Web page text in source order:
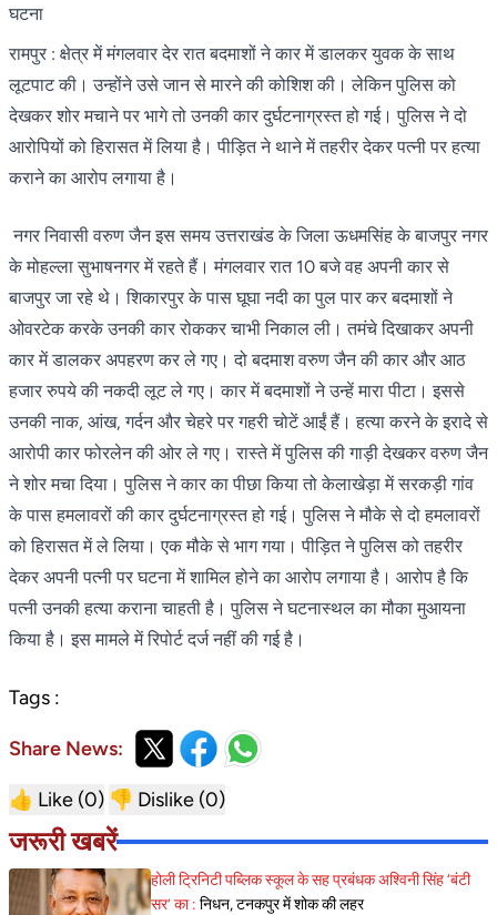
घटना
रामपुर : क्षेत्र में मंगलवार देर रात बदमाशों ने कार में डालकर युवक के साथ
लूटपाट की। उन्होंने उसे जान से मारने की कोशिश की। लेकिन पुलिस को
देखकर शोर मचाने पर भागे तो उनकी कार दुर्घटनाग्रस्त हो गई। पुलिस ने दो
आरोपियों को हिरासत में लिया है। पीड़ित ने थाने में तहरीर देकर पत्नी पर हत्या
कराने का आरोप लगाया है।
नगर निवासी वरुण जैन इस समय उत्तराखंड के जिला ऊधमसिंह के बाजपुर नगर
के मोहल्ला सुभाषनगर में रहते हैं। मंगलवार रात 10 बजे वह अपनी कार से
बाजपुर जा रहे थे। शिकारपुर के पास घूघा नदी का पुल पार कर बदमाशों ने
ओवरटेक करके उनकी कार रोककर चाभी निकाल ली। तमंचे दिखाकर अपनी
कार में डालकर अपहरण कर ले गए। दो बदमाश वरुण जैन की कार और आठ
हजार रुपये की नकदी लूट ले गए। कार में बदमाशों ने उन्हें मारा पीटा। इससे
उनकी नाक, आंख, गर्दन और चेहरे पर गहरी चोटें आईं हैं। हत्या करने के इरादे से
आरोपी कार फोरलेन की ओर ले गए। रास्ते में पुलिस की गाड़ी देखकर वरुण जैन
ने शोर मचा दिया। पुलिस ने कार का पीछा किया तो केलाखेड़ा में सरकड़ी गांव
के पास हमलावरों की कार दुर्घटनाग्रस्त हो गई। पुलिस ने मौके से दो हमलावरों
को हिरासत में ले लिया। एक मौके से भाग गया। पीड़ित ने पुलिस को तहरीर
देकर अपनी पत्नी पर घटना में शामिल होने का आरोप लगाया है। आरोप है कि
पत्नी उनकी हत्या कराना चाहती है। पुलिस ने घटनास्थल का मौका मुआयना
किया है। इस मामले में रिपोर्ट दर्ज नहीं की गई है।
Tags :
Share News:
👍 Like (0) 👎 Dislike (0)
जरूरी खबरें
होली ट्रिनिटी पब्लिक स्कूल के सह प्रबंधक अश्विनी सिंह ‘बंटी
सर’ का : निधन, टनकपुर में शोक की लहर